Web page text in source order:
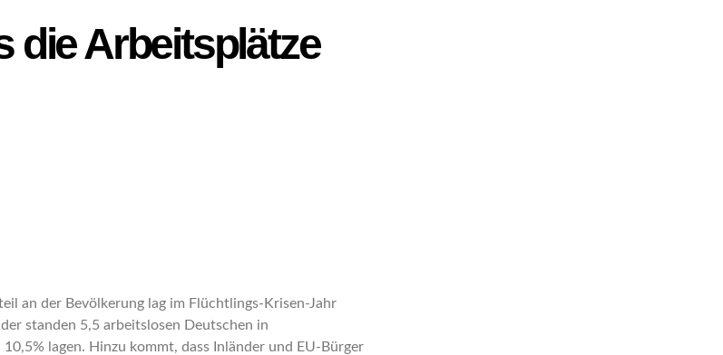
die Arbeitsplätze
an der Bevölkerung lag im Flüchtlings-Krisen-Jahr
standen 5,5 arbeitslosen Deutschen in
lagen. Hinzu kommt, dass Inländer und EU-Bürger